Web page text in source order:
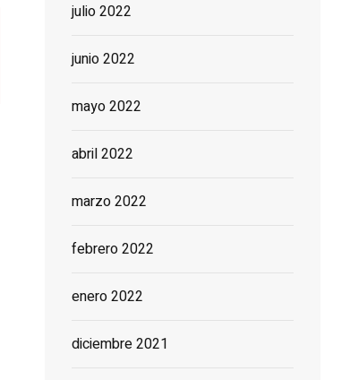
julio 2022
junio 2022
mayo 2022
abril 2022
marzo 2022
febrero 2022
enero 2022
diciembre 2021